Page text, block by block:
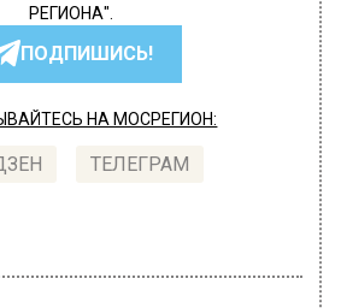
РЕГИОНА".
ПОДПИШИСЬ!
НА МОСРЕГИОН:
ТЕЛЕГРАМ